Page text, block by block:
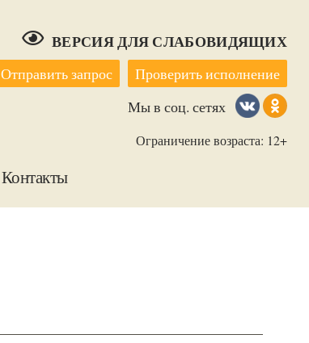
ВЕРСИЯ ДЛЯ СЛАБОВИДЯЩИХ
Отправить запрос
Проверить исполнение
Мы в соц. сетях
Ограничение возраста: 12+
Контакты